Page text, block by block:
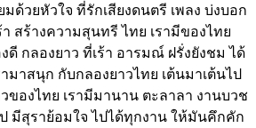
มด้วยหัวใจ ที่รักเสียงดนตรี เพลง บ่งบอก
า สร้างความสุนทรี ไทย เรามีของไทย
ดี กลองยาว ที่เร้า อารมณ์ ฝรั่งยังชม ได้
มาสนุก กับกลองยาวไทย เต้นมาเต้นไป
ของไทย เรามีมานาน ตะลาลา งานบวช
มีสุราย้อมใจ ไปได้ทุกงาน ให้มันคึกคัก